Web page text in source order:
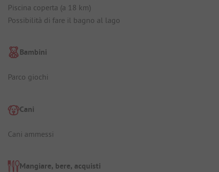
Piscina coperta (a 18 km)
Possibilità di fare il bagno al lago
Bambini
Parco giochi
Cani
Cani ammessi
Mangiare, bere, acquisti